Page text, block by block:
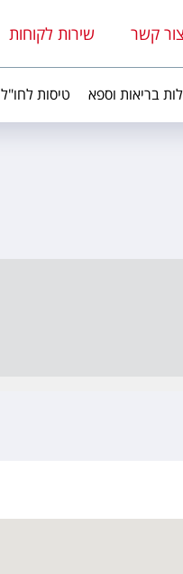
צור קשר שירות לקוחות
בריאות וספא טיסות לחו"ל